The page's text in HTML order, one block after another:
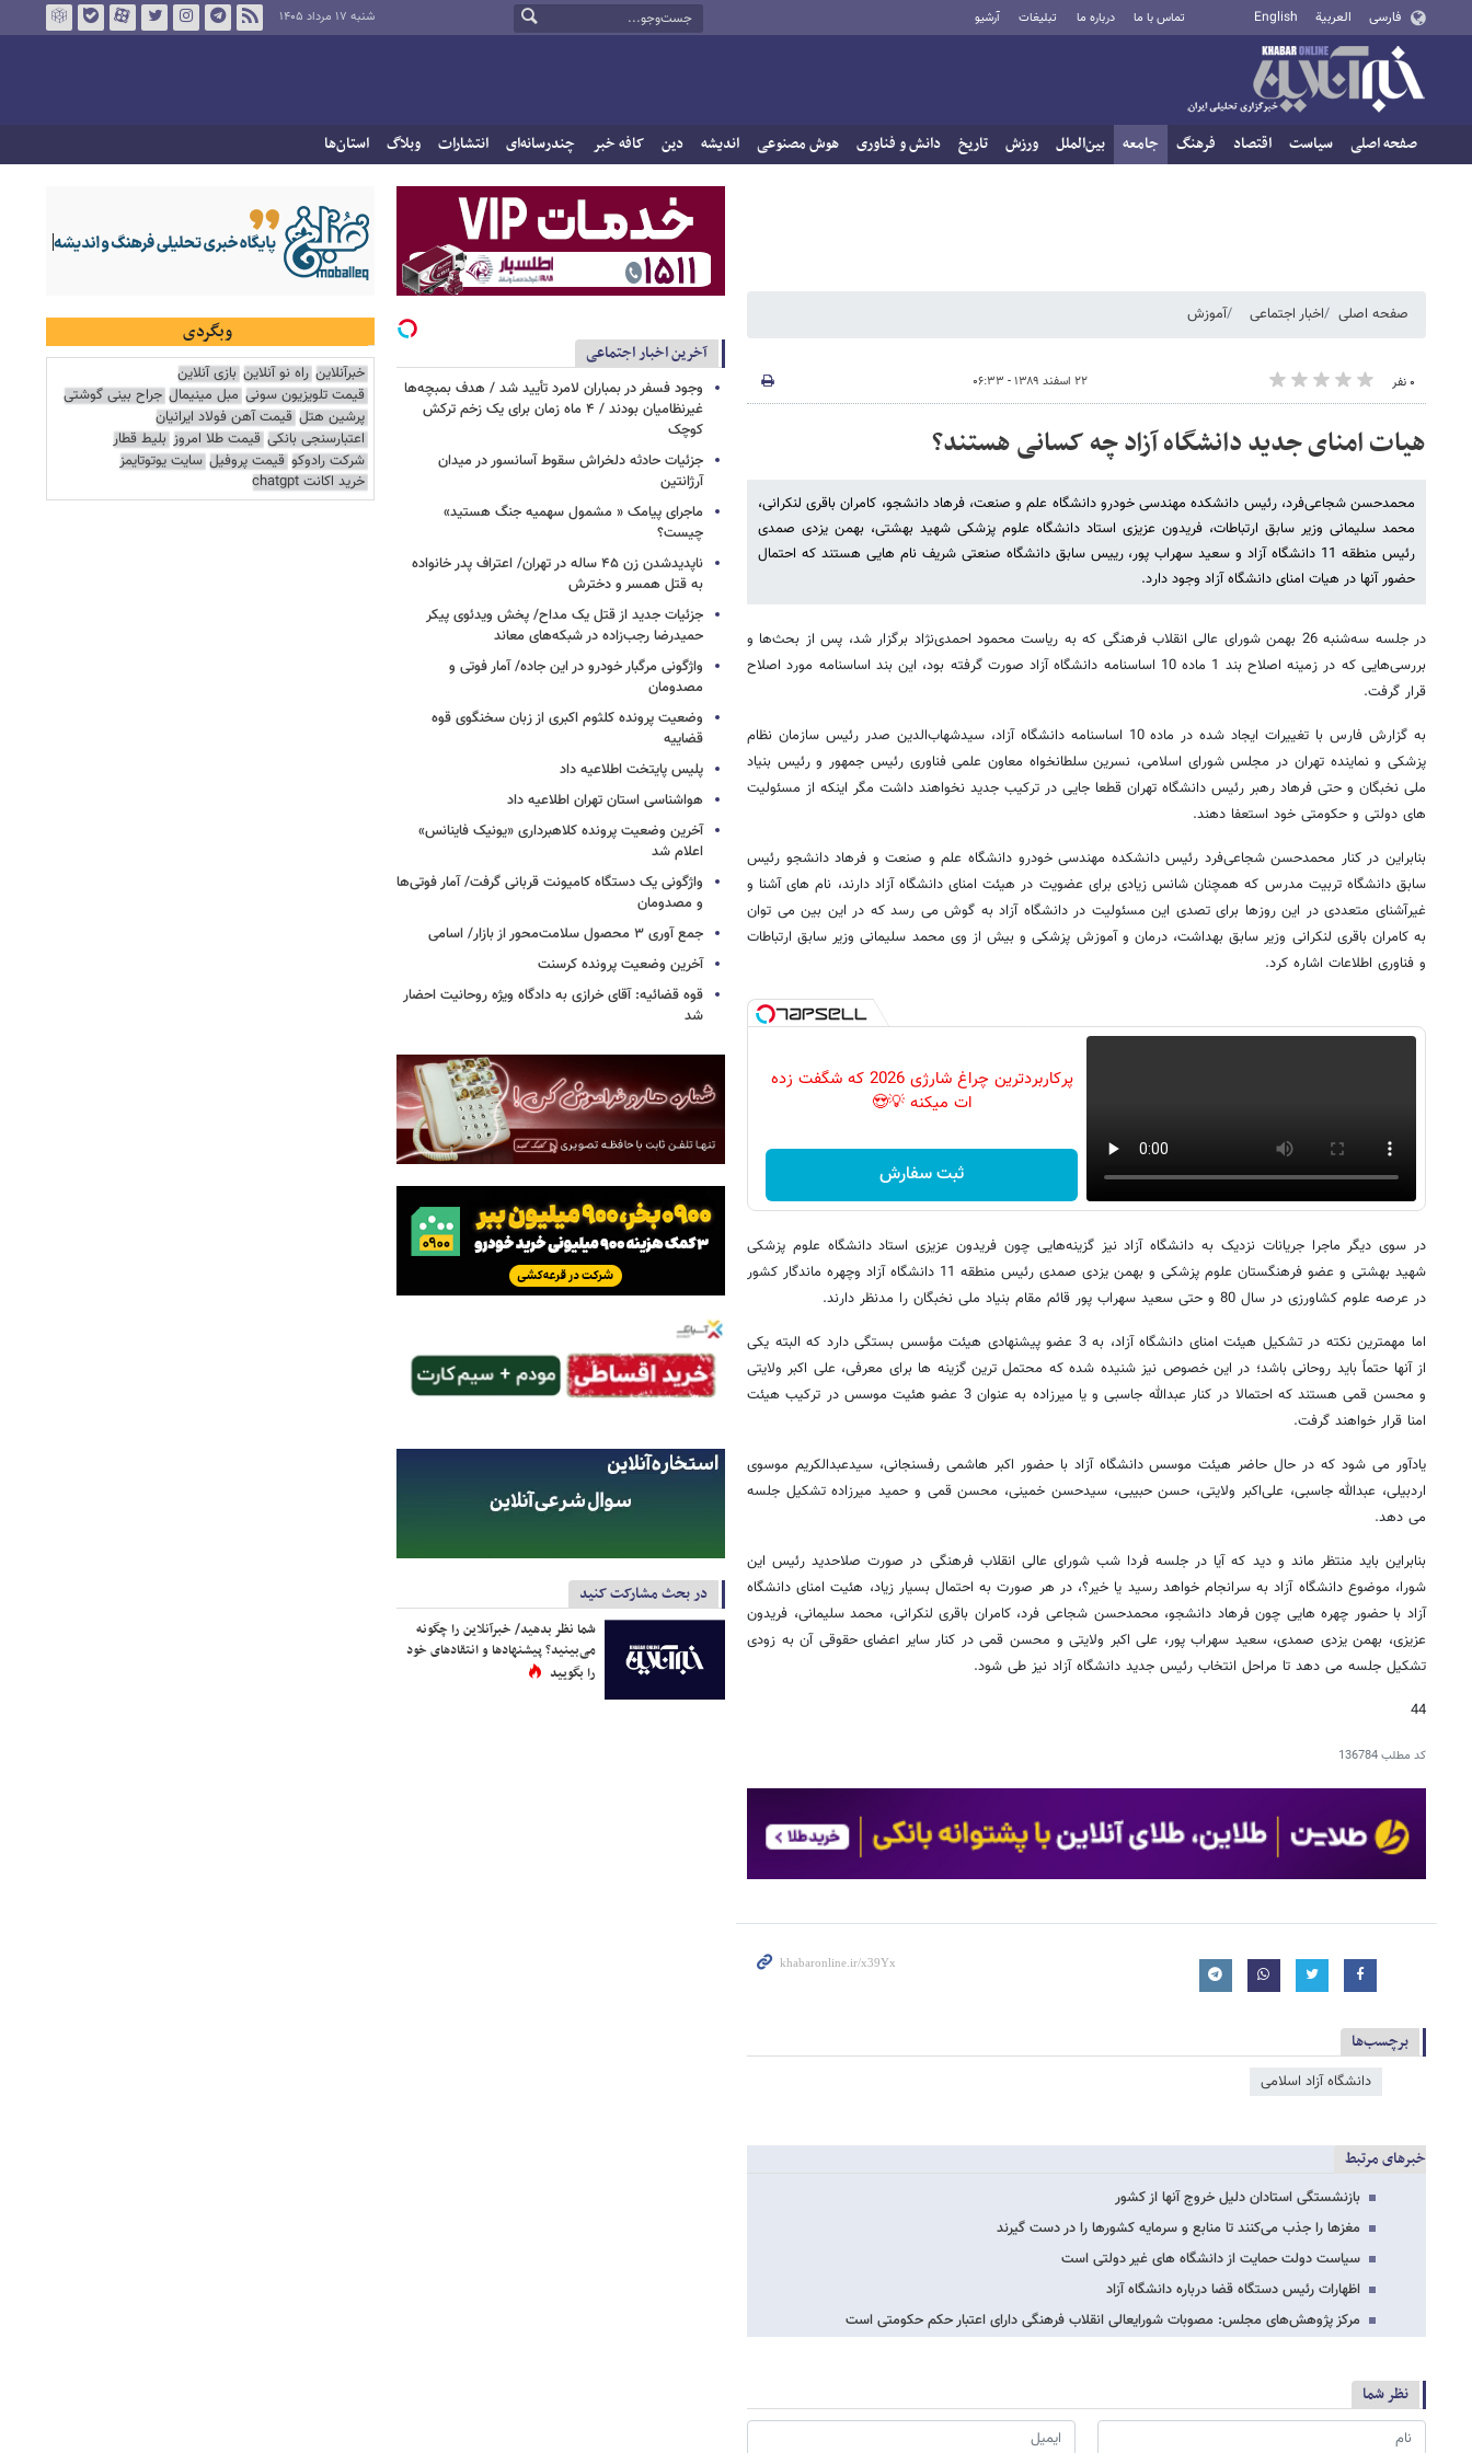
فارسی العربية English تماس با ما درباره ما تبلیغات آرشیو شنبه ۱۷ مرداد ۱۴۰۵
صفحه اصلی سیاست اقتصاد فرهنگ جامعه بین‌الملل ورزش تاریخ دانش و فناوری هوش مصنوعی اندیشه دین کافه خبر چندرسانه‌ای انتشارات وبلاگ استان‌ها
صفحه اصلی اخبار اجتماعی آموزش
۰ نفر ۲۲ اسفند ۱۳۸۹ - ۰۶:۳۳
هیات امنای جدید دانشگاه آزاد چه کسانی هستند؟
محمدحسن شجاعی‌فرد، رئیس دانشکده مهندسی خودرو دانشگاه علم و صنعت، فرهاد دانشجو، کامران باقری ‌لنکرانی،
محمد سلیمانی وزیر سابق ارتباطات، فریدون عزیزی استاد دانشگاه علوم پزشکی شهید بهشتی، بهمن یزدی صمدی
رئیس منطقه 11 دانشگاه آزاد و سعید سهراب پور، رییس سابق دانشگاه صنعتی شریف نام هایی هستند که احتمال
حضور آنها در هیات امنای دانشگاه آزاد وجود دارد.
در جلسه سه‌شنبه 26 بهمن شورای عالی انقلاب فرهنگی که به ریاست محمود احمدی‌نژاد برگزار شد، پس از بحث‌ها و
بررسی‌هایی که در زمینه اصلاح بند 1 ماده 10 اساسنامه دانشگاه آزاد صورت گرفته بود، این بند اساسنامه مورد اصلاح
قرار گرفت.
به گزارش فارس با تغییرات ایجاد شده در ماده 10 اساسنامه دانشگاه آزاد، سیدشهاب‌الدین صدر رئیس سازمان نظام
پزشکی و نماینده تهران در مجلس شورای اسلامی، نسرین سلطانخواه معاون علمی فناوری رئیس جمهور و رئیس بنیاد
ملی نخبگان و حتی فرهاد رهبر رئیس دانشگاه تهران قطعا جایی در ترکیب جدید نخواهند داشت مگر اینکه از مسئولیت
های دولتی و حکومتی خود استعفا دهند.
بنابراین در کنار محمدحسن شجاعی‌فرد رئیس دانشکده مهندسی خودرو دانشگاه علم و صنعت و فرهاد دانشجو رئیس
سابق دانشگاه تربیت مدرس که همچنان شانس زیادی برای عضویت در هیئت امنای دانشگاه آزاد دارند، نام های آشنا و
غیرآشنای متعددی در این روزها برای تصدی این مسئولیت در دانشگاه آزاد به گوش می رسد که در این بین می توان
به کامران باقری ‌لنکرانی وزیر سابق بهداشت، درمان و آموزش پزشکی و بیش از وی محمد سلیمانی وزیر سابق ارتباطات
و فناوری اطلاعات اشاره کرد.
پرکاربردترین چراغ شارژی 2026 که شگفت زده
ات میکنه 💡😍
ثبت سفارش
در سوی دیگر ماجرا جریانات نزدیک به دانشگاه آزاد نیز گزینه‌هایی چون فریدون عزیزی استاد دانشگاه علوم پزشکی
شهید بهشتی و عضو فرهنگستان علوم پزشکی و بهمن یزدی صمدی رئیس منطقه 11 دانشگاه آزاد وچهره ماندگار کشور
در عرصه علوم کشاورزی در سال 80 و حتی سعید سهراب پور قائم مقام بنیاد ملی نخبگان را مدنظر دارند.
اما مهمترین نکته در تشکیل هیئت امنای دانشگاه آزاد، به 3 عضو پیشنهادی هیئت مؤسس بستگی دارد که البته یکی
از آنها حتماً باید روحانی باشد؛ در این خصوص نیز شنیده شده که محتمل ترین گزینه ها برای معرفی، علی اکبر ولایتی
و محسن قمی هستند که احتمالا در کنار عبدالله جاسبی و یا میرزاده به عنوان 3 عضو هئیت موسس در ترکیب هیئت
امنا قرار خواهند گرفت.
یادآور می شود که در حال حاضر هیئت موسس دانشگاه آزاد با حضور اکبر هاشمی رفسنجانی، سیدعبدالکریم موسوی
اردبیلی، عبدالله جاسبی، علی‌اکبر ولایتی، حسن حبیبی، سیدحسن خمینی، محسن قمی و حمید میرزاده تشکیل جلسه
می دهد.
بنابراین باید منتظر ماند و دید که آیا در جلسه فردا شب شورای عالی انقلاب فرهنگی در صورت صلاحدید رئیس این
شورا، موضوع دانشگاه آزاد به سرانجام خواهد رسید یا خیر؟، در هر صورت به احتمال بسیار زیاد، هئیت امنای دانشگاه
آزاد با حضور چهره هایی چون فرهاد دانشجو، محمدحسن شجاعی فرد، کامران باقری ‌لنکرانی، محمد سلیمانی، فریدون
عزیزی، بهمن یزدی صمدی، سعید سهراب پور، علی اکبر ولایتی و محسن قمی در کنار سایر اعضای حقوقی آن به زودی
تشکیل جلسه می دهد تا مراحل انتخاب رئیس جدید دانشگاه آزاد نیز طی شود.
44
کد مطلب136784
برچسب‌ها
دانشگاه آزاد اسلامی
خبرهای مرتبط
بازنشستگی استادان دلیل خروج آنها از کشور
مغزها را جذب می‌کنند تا منابع و سرمایه کشورها را در دست گیرند
سیاست دولت حمایت از دانشگاه های غیر دولتی است
اظهارات رئیس دستگاه قضا درباره دانشگاه آزاد
مرکز پژوهش‌های مجلس: مصوبات شورایعالی انقلاب فرهنگی دارای اعتبار حکم حکومتی است
نظر شما
آخرین اخبار اجتماعی
وجود فسفر در بمباران لامرد تأیید شد / هدف بمبچه‌ها
غیرنظامیان بودند / ۴ ماه زمان برای یک زخم ترکش
کوچک
جزئیات حادثه دلخراش سقوط آسانسور در میدان
آرژانتین
ماجرای پیامک « مشمول سهمیه جنگ هستید»
چیست؟
ناپدیدشدن زن ۴۵ ساله در تهران/ اعتراف پدر خانواده
به قتل همسر و دخترش
جزئیات جدید از قتل یک مداح/ پخش ویدئوی پیکر
حمیدرضا رجب‌زاده در شبکه‌های معاند
واژگونی مرگبار خودرو در این جاده/ آمار فوتی و
مصدومان
وضعیت پرونده کلثوم اکبری از زبان سخنگوی قوه
قضاییه
پلیس پایتخت اطلاعیه داد
هواشناسی استان تهران اطلاعیه داد
آخرین وضعیت پرونده کلاهبرداری «یونیک فاینانس»
اعلام شد
واژگونی یک دستگاه کامیونت قربانی گرفت/ آمار فوتی‌ها
و مصدومان
جمع آوری ۳ محصول سلامت‌محور از بازار/ اسامی
آخرین وضعیت پرونده کرسنت
قوه قضائیه: آقای خرازی به دادگاه ویژه روحانیت احضار
شد
در بحث مشارکت کنید
شما نظر بدهید/ خبرآنلاین را چگونه
می‌بینید؟ پیشنهادها و انتقادهای خود
را بگویید
وبگردی
خبرآنلاین راه نو آنلاین بازی آنلاین
قیمت تلویزیون سونی مبل مینیمال جراح بینی گوشتی
پرشین هتل قیمت آهن فولاد ایرانیان
اعتبارسنجی بانکی قیمت طلا امروز بلیط قطار
شرکت رادوکو قیمت پروفیل سایت یوتوتایمز
خرید اکانت chatgpt